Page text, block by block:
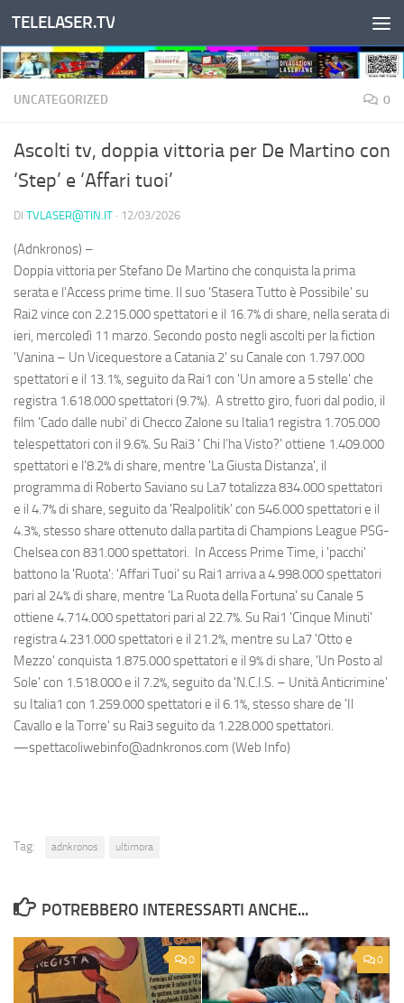
Salta al contenuto
TELELASER.TV
UNCATEGORIZED 0
Ascolti tv, doppia vittoria per De Martino con
‘Step’ e ‘Affari tuoi’
DI TVLASER@TIN.IT · 12/03/2026
(Adnkronos) –
Doppia vittoria per Stefano De Martino che conquista la prima
serata e l'Access prime time. Il suo 'Stasera Tutto è Possibile' su
Rai2 vince con 2.215.000 spettatori e il 16.7% di share, nella serata di
ieri, mercoledì 11 marzo. Secondo posto negli ascolti per la fiction
'Vanina – Un Vicequestore a Catania 2' su Canale con 1.797.000
spettatori e il 13.1%, seguito da Rai1 con 'Un amore a 5 stelle' che
registra 1.618.000 spettatori (9.7%). A stretto giro, fuori dal podio, il
film 'Cado dalle nubi' di Checco Zalone su Italia1 registra 1.705.000
telespettatori con il 9.6%. Su Rai3 ' Chi l’ha Visto?' ottiene 1.409.000
spettatori e l'8.2% di share, mentre 'La Giusta Distanza', il
programma di Roberto Saviano su La7 totalizza 834.000 spettatori
e il 4.7% di share, seguito da 'Realpolitik' con 546.000 spettatori e il
4.3%, stesso share ottenuto dalla partita di Champions League PSG-
Chelsea con 831.000 spettatori. In Access Prime Time, i 'pacchi'
battono la 'Ruota': 'Affari Tuoi' su Rai1 arriva a 4.998.000 spettatori
pari al 24% di share, mentre 'La Ruota della Fortuna' su Canale 5
ottiene 4.714.000 spettatori pari al 22.7%. Su Rai1 'Cinque Minuti'
registra 4.231.000 spettatori e il 21.2%, mentre su La7 'Otto e
Mezzo' conquista 1.875.000 spettatori e il 9% di share, 'Un Posto al
Sole' con 1.518.000 e il 7.2%, seguito da 'N.C.I.S. – Unità Anticrimine'
su Italia1 con 1.259.000 spettatori e il 6.1%, stesso share de 'Il
Cavallo e la Torre' su Rai3 seguito da 1.228.000 spettatori.
—spettacoliwebinfo@adnkronos.com (Web Info)
Tag: adnkronos ultimora
POTREBBERO INTERESSARTI ANCHE...
0 0